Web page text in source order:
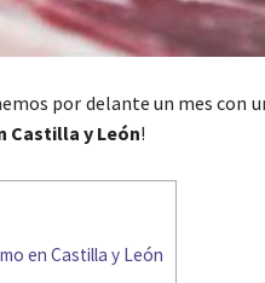
por delante un mes con
Castilla y León!
en Castilla y León